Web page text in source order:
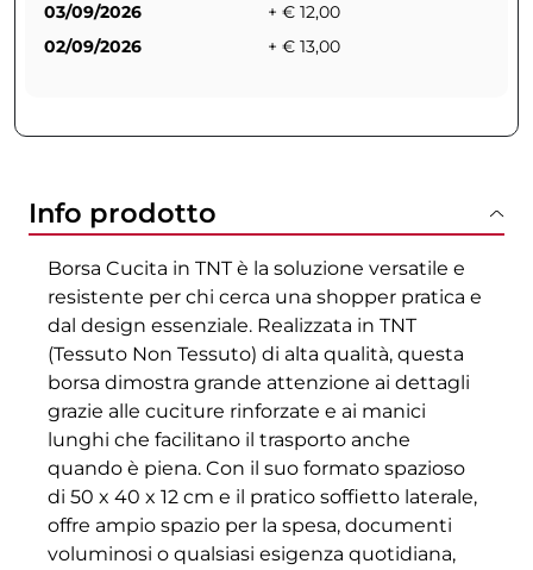
03/09/2026
+ € 12,00
02/09/2026
+ € 13,00
Info prodotto
Borsa Cucita in TNT è la soluzione versatile e
resistente per chi cerca una shopper pratica e
dal design essenziale. Realizzata in TNT
(Tessuto Non Tessuto) di alta qualità, questa
borsa dimostra grande attenzione ai dettagli
grazie alle cuciture rinforzate e ai manici
lunghi che facilitano il trasporto anche
quando è piena. Con il suo formato spazioso
di 50 x 40 x 12 cm e il pratico soffietto laterale,
offre ampio spazio per la spesa, documenti
voluminosi o qualsiasi esigenza quotidiana,